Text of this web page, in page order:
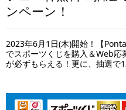
ンペーン！
2023年6月1日(木)開始！【
でスポーツくじを購入＆Web応
が必ずもらえる！更に、抽選で